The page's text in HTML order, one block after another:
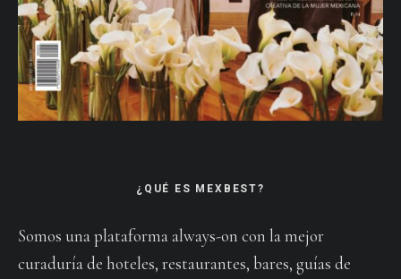
¿QUÉ ES MEXBEST?
Somos una plataforma always-on con la mejor
curaduría de hoteles, restaurantes, bares, guías de